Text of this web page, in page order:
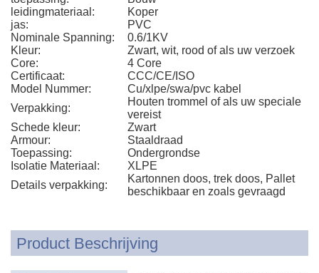
leidingmateriaal:
Koper
jas:
PVC
Nominale Spanning:
0.6/1KV
Kleur:
Zwart, wit, rood of als uw verzoek
Core:
4 Core
Certificaat:
CCC/CE/ISO
Model Nummer:
Cu/xlpe/swa/pvc kabel
Verpakking:
Houten trommel of als uw speciale
vereist
Schede kleur:
Zwart
Armour:
Staaldraad
Toepassing:
Ondergrondse
Isolatie Materiaal:
XLPE
Details verpakking:
Kartonnen doos, trek doos, Pallet
beschikbaar en zoals gevraagd
Product Beschrijving